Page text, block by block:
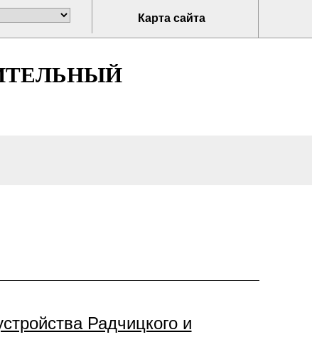
Карта сайта
Радчицкого и